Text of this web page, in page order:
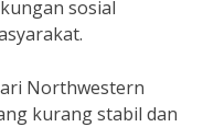
sosial
Northwestern
kurang stabil dan